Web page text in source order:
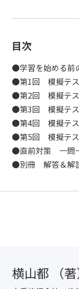
目次
●学習を始める前
●第1回 模擬テ
●第2回 模擬テ
●第3回 模擬テ
●第4回 模擬テ
●第5回 模擬テ
●直前対策 一問
●別冊 解答＆解
横山都 （著